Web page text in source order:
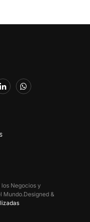
los Negocios y
Mundo.Designed &